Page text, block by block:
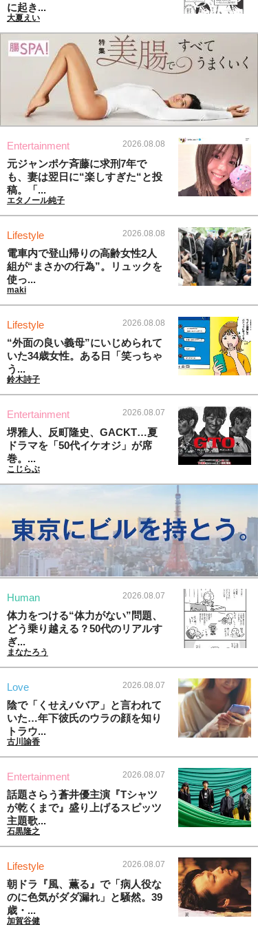
に起き...
大夏えい
Entertainment 2026.08.08
元ジャンポケ斉藤に求刑7年で
も、妻は翌日に“楽しすぎた“と投
稿。「...
エタノール純子
Lifestyle 2026.08.08
電車内で登山帰りの高齢女性2人
組が“まさかの行為”。リュックを
使っ...
maki
Lifestyle 2026.08.08
“外面の良い義母”にいじめられて
いた34歳女性。ある日「笑っちゃ
う...
鈴木詩子
Entertainment 2026.08.07
堺雅人、反町隆史、GACKT…夏
ドラマを「50代イケオジ」が席
巻。...
こじらぶ
Human 2026.08.07
体力をつける“体力がない”問題、
どう乗り越える？50代のリアルす
ぎ...
まなたろう
Love 2026.08.07
陰で「くせえババア」と言われて
いた…年下彼氏のウラの顔を知り
トラウ...
古川諭香
Entertainment 2026.08.07
話題さらう蒼井優主演『Tシャツ
が乾くまで』盛り上げるスピッツ
主題歌...
石黒隆之
Lifestyle 2026.08.07
朝ドラ『風、薫る』で「病人役な
のに色気がダダ漏れ」と騒然。39
歳・...
加賀谷健